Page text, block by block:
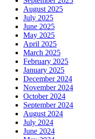
August 2025
July 2025
June 2025
May 2025
April 2025
March 2025
February 2025
January 2025
December 2024
November 2024
October 2024
September 2024
August 2024
July 2024
June 2024